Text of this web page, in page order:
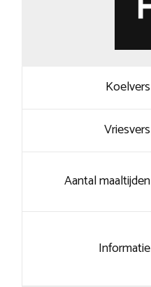
Koelvers
Vriesvers
Aantal maaltijden
Informatie